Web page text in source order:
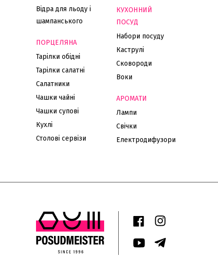
Відра для льоду і
шампанського
ПОРЦЕЛЯНА
Тарілки обідні
Тарілки салатні
Салатники
Чашки чайні
Чашки супові
Кухлі
Столові сервізи
КУХОННИЙ
ПОСУД
Набори посуду
Каструлі
Сковороди
Воки
АРОМАТИ
Лампи
Свічки
Електродифузори